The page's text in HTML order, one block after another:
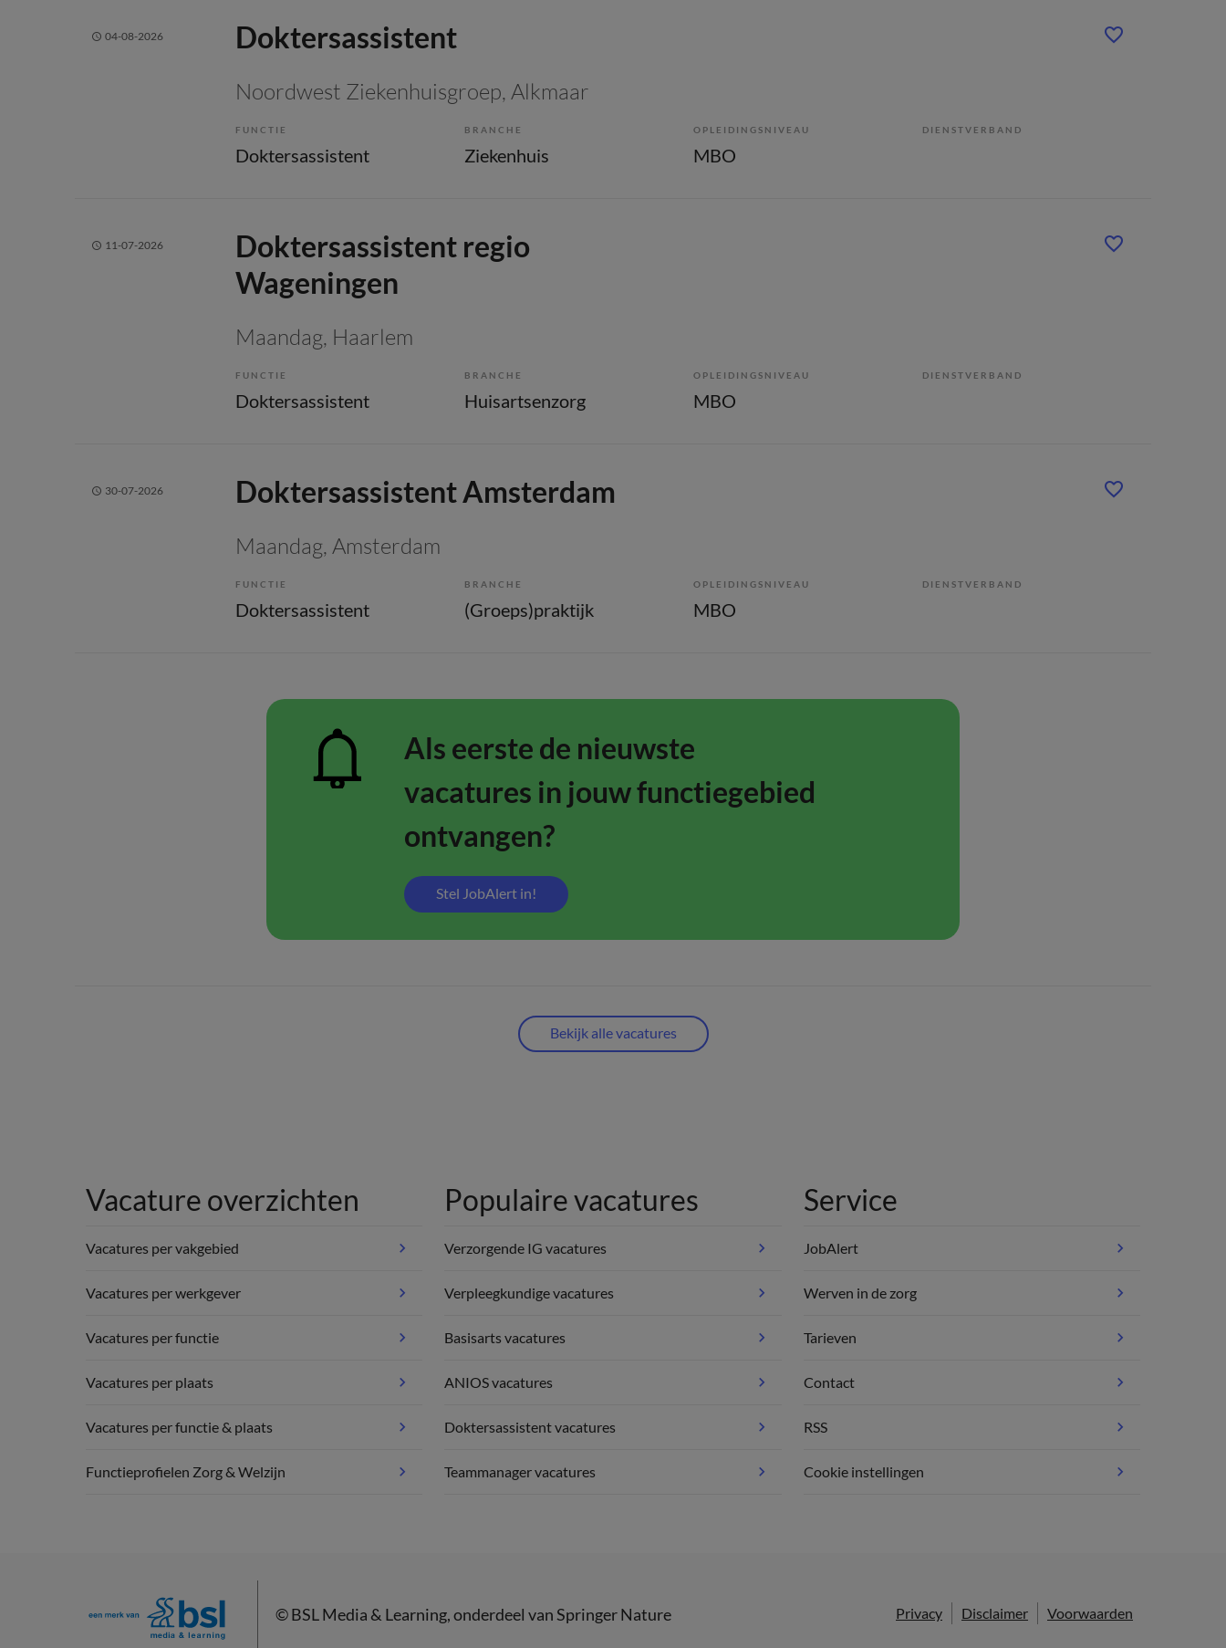
04-08-2026 Doktersassistent
Noordwest Ziekenhuisgroep, Alkmaar
FUNCTIE
Doktersassistent
BRANCHE
Ziekenhuis
OPLEIDINGSNIVEAU
MBO
DIENSTVERBAND
11-07-2026
Doktersassistent regio
Wageningen
Maandag, Haarlem
FUNCTIE
Doktersassistent
BRANCHE
Huisartsenzorg
OPLEIDINGSNIVEAU
MBO
DIENSTVERBAND
30-07-2026 Doktersassistent Amsterdam
Maandag, Amsterdam
FUNCTIE
Doktersassistent
BRANCHE
(Groeps)praktijk
OPLEIDINGSNIVEAU
MBO
DIENSTVERBAND
Als eerste de nieuwste
vacatures in jouw functiegebied
ontvangen?
Stel JobAlert in!
Bekijk alle vacatures
Vacature overzichten
Vacatures per vakgebied
Vacatures per werkgever
Vacatures per functie
Vacatures per plaats
Vacatures per functie & plaats
Functieprofielen Zorg & Welzijn
Populaire vacatures
Verzorgende IG vacatures
Verpleegkundige vacatures
Basisarts vacatures
ANIOS vacatures
Doktersassistent vacatures
Teammanager vacatures
Service
JobAlert
Werven in de zorg
Tarieven
Contact
RSS
Cookie instellingen
Privacy Disclaimer Voorwaarden
©BSL Media & Learning, onderdeel vanSpringer Nature